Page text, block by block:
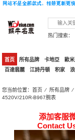
热门搜索：
首页 所有品牌 卡地亞 歐
百達翡麗
江詩丹頓 积家
您当前位置：首页 ⁄所有品牌
4520V/210R-B967腕表
添加客服
Contact